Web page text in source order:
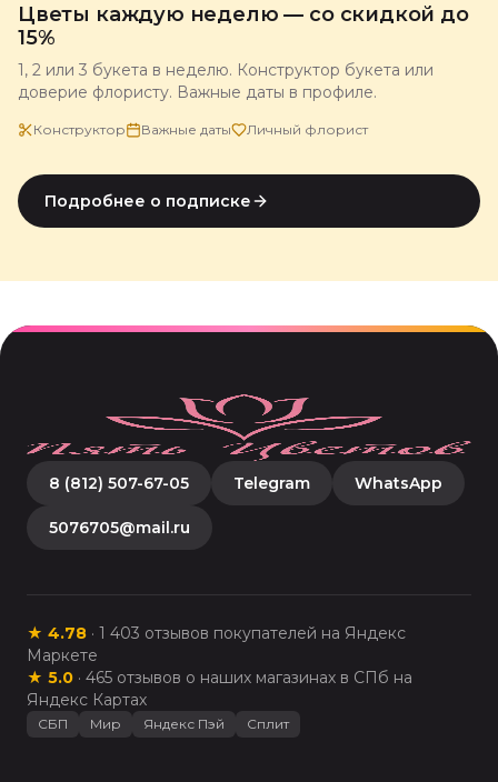
Цветы каждую неделю — со скидкой до
15%
1, 2 или 3 букета в неделю. Конструктор букета или
доверие флористу. Важные даты в профиле.
Конструктор Важные даты Личный флорист
Подробнее о подписке
8 (812) 507-67-05 Telegram WhatsApp
5076705@mail.ru
★ 4.78 · 1 403 отзывов покупателей на Яндекс
Маркете
★ 5.0 · 465 отзывов о наших магазинах в СПб на
Яндекс Картах
СБП Мир Яндекс Пэй Сплит